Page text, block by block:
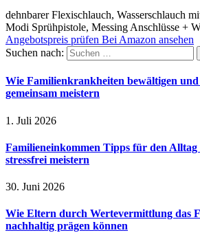
dehnbarer Flexischlauch, Wasserschlauch
Modi Sprühpistole, Messing Anschlüsse +
Angebotspreis prüfen Bei Amazon ansehen
Suchen nach:
Wie Familienkrankheiten bewältigen
gemeinsam meistern
1. Juli 2026
Familieneinkommen Tipps für den Alltag
stressfrei meistern
30. Juni 2026
Wie Eltern durch Wertevermittlung das
nachhaltig prägen können